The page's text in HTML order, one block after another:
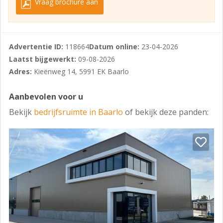
te Baarlo.
Bestemming:
bestemming: “Bedrijventerrein -1” waardoor vestiging
van bedrijven en/of het uitoefenen van bedrijfsmatige
activiteiten welke opgenomen zijn in milieucategorie 1
Peel en Maas) toegestaan zijn.
Ligging:
De bedrijfsruimte is zeer goed bereikbaar en gelegen
op het volop in beweging zijnde bedrijventerrein van
Baarlo de “Kieën. Uitvalswegen (via de Napoleonsbaan)
naar de autosnelwegen A67 en A73 (beide met
aansluitingen richting Duitsland) zijn op korte afstand
gelegen (ca. 4,5 km). Op korte loopafstand is tevens
een bushalte gesitueerd.
Advertentie ID: 118664Datum online: 23-04-2026
Laatst bijgewerkt: 09-08-2026
Adres: Kieënweg 14, 5991 EK Baarlo
Aanbevolen voor u
Bekijk bedrijfsruimte in Baarlo of bekijk deze panden: